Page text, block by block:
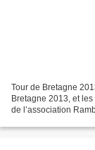
Tour de Bretagne
Bretagne 2013, et
de l’association
13...